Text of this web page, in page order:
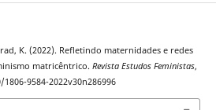
K. (2022). Refletindo maternidades e redes
matricêntrico. Revista Estudos Feministas,
9584-2022v30n286996